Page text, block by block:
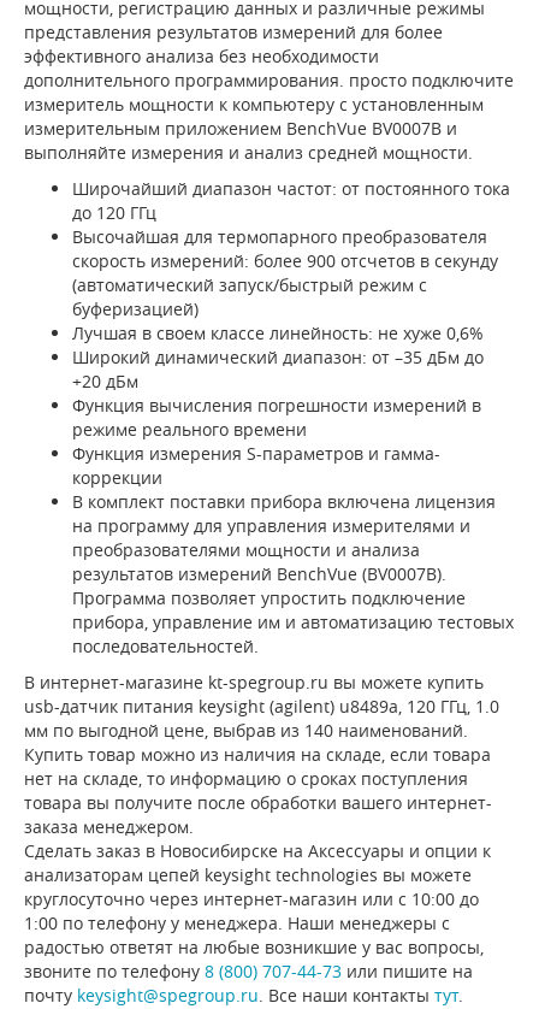
мощности, регистрацию данных и различные режимы
представления результатов измерений для более
эффективного анализа без необходимости
дополнительного программирования. просто подключите
измеритель мощности к компьютеру с установленным
измерительным приложением BenchVue BV0007B и
выполняйте измерения и анализ средней мощности.
Широчайший диапазон частот: от постоянного тока
до 120 ГГц
Высочайшая для термопарного преобразователя
скорость измерений: более 900 отсчетов в секунду
(автоматический запуск/быстрый режим с
буферизацией)
Лучшая в своем классе линейность: не хуже 0,6%
Широкий динамический диапазон: от –35 дБм до
+20 дБм
Функция вычисления погрешности измерений в
режиме реального времени
Функция измерения S-параметров и гамма-
коррекции
В комплект поставки прибора включена лицензия
на программу для управления измерителями и
преобразователями мощности и анализа
результатов измерений BenchVue (BV0007B).
Программа позволяет упростить подключение
прибора, управление им и автоматизацию тестовых
последовательностей.
В интернет-магазине kt-spegroup.ru вы можете купить
usb-датчик питания keysight (agilent) u8489a, 120 ГГц, 1.0
мм по выгодной цене, выбрав из 140 наименований.
Купить товар можно из наличия на складе, если товара
нет на складе, то информацию о сроках поступления
товара вы получите после обработки вашего интернет-
заказа менеджером.
Сделать заказ в Новосибирске на Аксессуары и опции к
анализаторам цепей keysight technologies вы можете
круглосуточно через интернет-магазин или с 10:00 до
1:00 по телефону у менеджера. Наши менеджеры с
радостью ответят на любые возникшие у вас вопросы,
звоните по телефону 8 (800) 707-44-73 или пишите на
почту keysight@spegroup.ru. Все наши контакты тут.